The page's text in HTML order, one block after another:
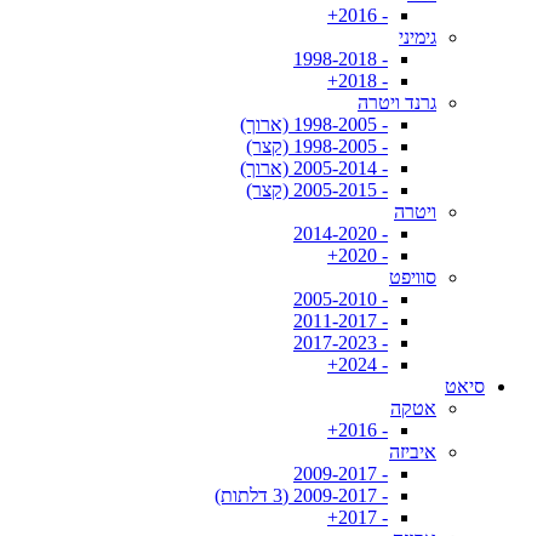
- 2016+
גימיני
- 1998-2018
- 2018+
גרנד ויטרה
- 1998-2005 (ארוך)
- 1998-2005 (קצר)
- 2005-2014 (ארוך)
- 2005-2015 (קצר)
ויטרה
- 2014-2020
- 2020+
סוויפט
- 2005-2010
- 2011-2017
- 2017-2023
- 2024+
סיאט
אטקה
- 2016+
איביזה
- 2009-2017
- 2009-2017 (3 דלתות)
- 2017+